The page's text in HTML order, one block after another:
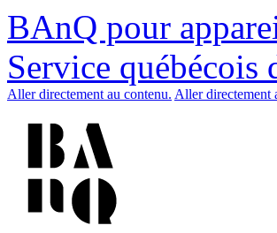
BAnQ pour
Service québécois
Aller directement au contenu. Aller directement